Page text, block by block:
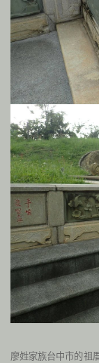
廖姓家族台中市的祖